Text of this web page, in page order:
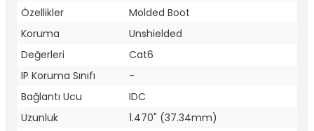
Özellikler
Molded Boot
Koruma
Unshielded
Değerleri
Cat6
IP Koruma Sınıfı
-
Bağlantı Ucu
IDC
Uzunluk
1.470" (37.34mm)